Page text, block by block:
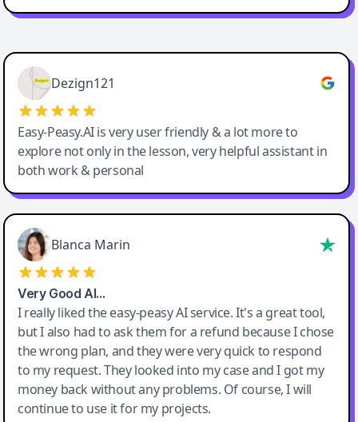
Easy-Peasy AI
Dezign121
Easy-Peasy.AI is very user friendly & a lot more to
explore not only in the lesson, very helpful assistant in
both work & personal
Blanca Marin
Very Good AI…
I really liked the easy-peasy AI service. It's a great tool,
but I also had to ask them for a refund because I chose
the wrong plan, and they were very quick to respond
to my request. They looked into my case and I got my
money back without any problems. Of course, I will
continue to use it for my projects.